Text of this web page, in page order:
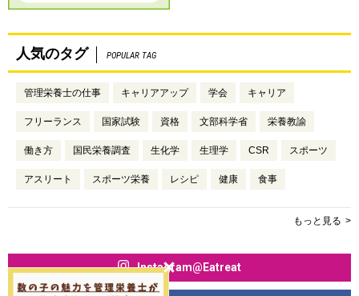
人気のタグ POPULAR TAG
管理栄養士の仕事 キャリアアップ 学会 キャリア
フリーランス 国家試験 資格 文部科学省 栄養教諭
働き方 国民栄養調査 生化学 生理学 CSR スポーツ
アスリート スポーツ栄養 レシピ 健康 食事
もっと見る
Instagram@Eatreat